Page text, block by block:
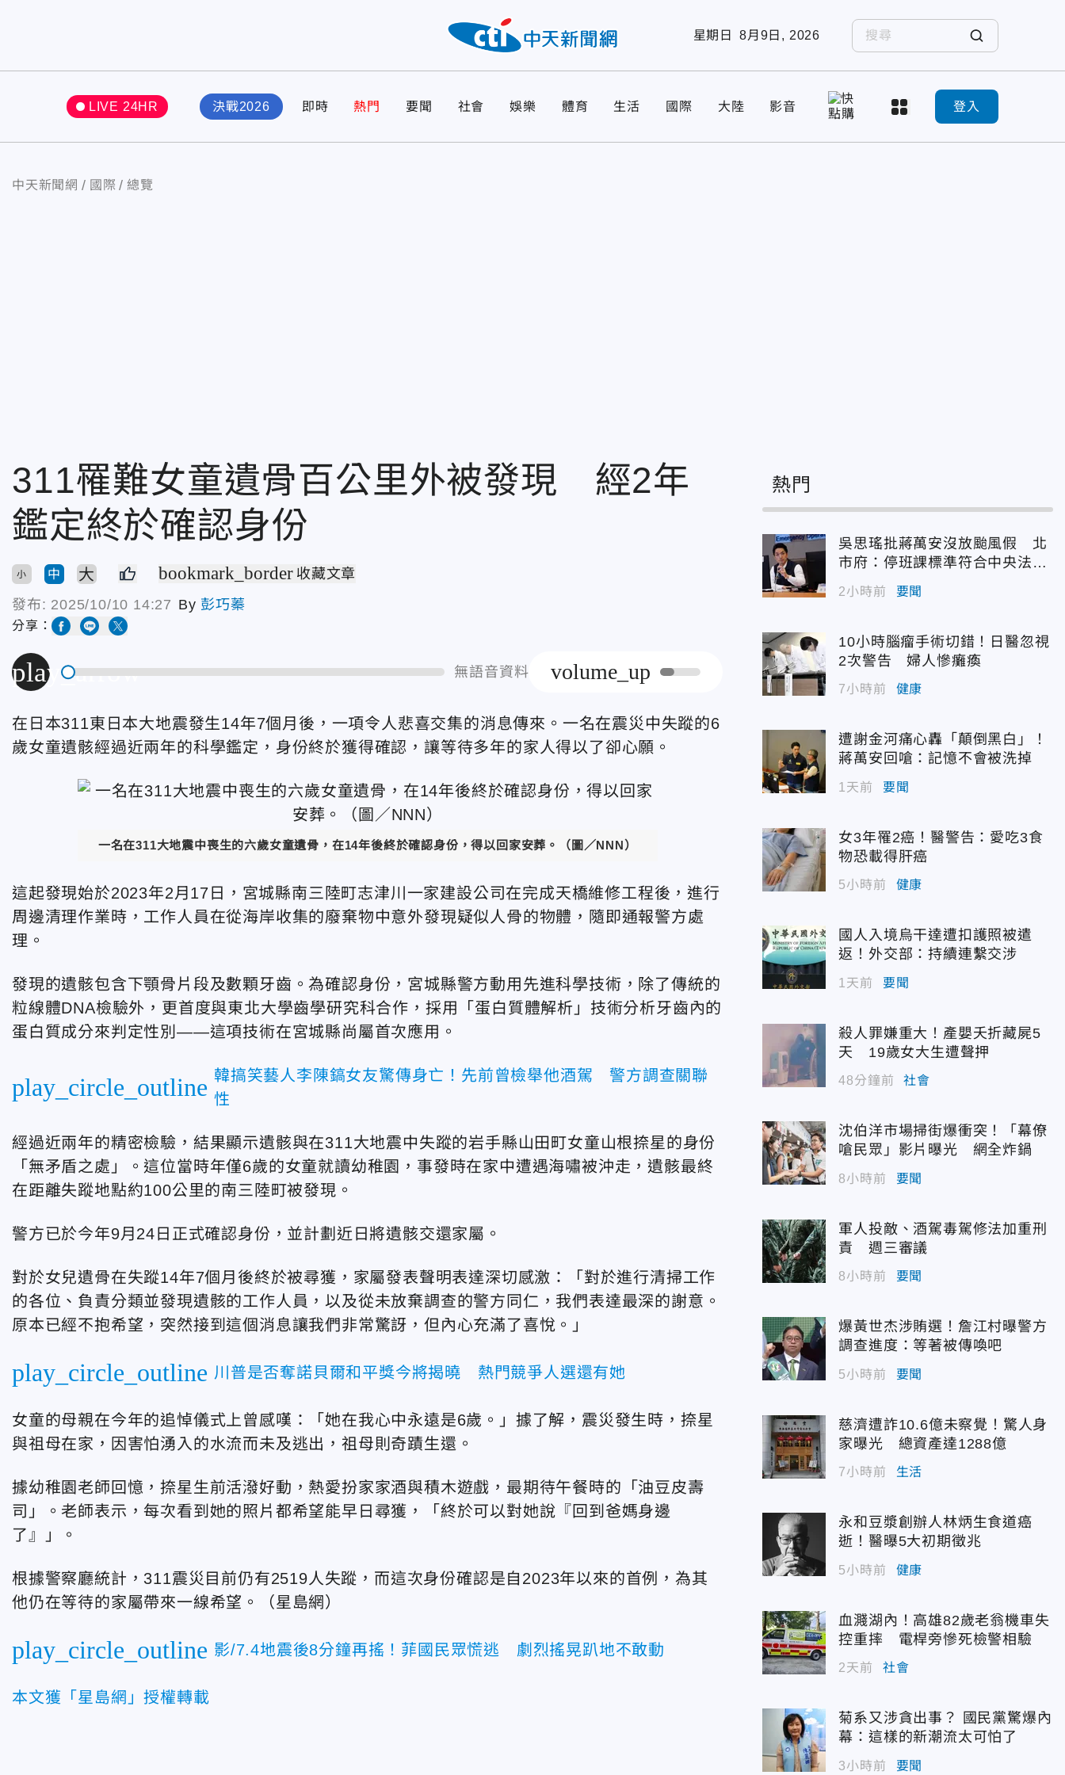
星期日 8月9日, 2026
LIVE 24HR 決戰2026 即時 熱門 要聞 社會 娛樂 體育 生活 國際 大陸 影音 登入
中天新聞網 國際 總覽
311罹難女童遺骨百公里外被發現 經2年
鑑定終於確認身份
小 中 大 bookmark_border 收藏文章
發布: 2025/10/10 14:27 By 彭巧蓁
分享：
play_arrow 無語音資料 volume_up
在日本311東日本大地震發生14年7個月後，一項令人悲喜交集的消息傳來。一名在震災中失蹤的6
歲女童遺骸經過近兩年的科學鑑定，身份終於獲得確認，讓等待多年的家人得以了卻心願。
一名在311大地震中喪生的六歲女童遺骨，在14年後終於確認身份，得以回家安葬。（圖／NNN）
這起發現始於2023年2月17日，宮城縣南三陸町志津川一家建設公司在完成天橋維修工程後，進行
周邊清理作業時，工作人員在從海岸收集的廢棄物中意外發現疑似人骨的物體，隨即通報警方處
理。
發現的遺骸包含下顎骨片段及數顆牙齒。為確認身份，宮城縣警方動用先進科學技術，除了傳統的
粒線體DNA檢驗外，更首度與東北大學齒學研究科合作，採用「蛋白質體解析」技術分析牙齒內的
蛋白質成分來判定性別——這項技術在宮城縣尚屬首次應用。
play_circle_outline 韓搞笑藝人李陳鎬女友驚傳身亡！先前曾檢舉他酒駕 警方調查關聯
性
經過近兩年的精密檢驗，結果顯示遺骸與在311大地震中失蹤的岩手縣山田町女童山根捺星的身份
「無矛盾之處」。這位當時年僅6歲的女童就讀幼稚園，事發時在家中遭遇海嘯被沖走，遺骸最終
在距離失蹤地點約100公里的南三陸町被發現。
警方已於今年9月24日正式確認身份，並計劃近日將遺骸交還家屬。
對於女兒遺骨在失蹤14年7個月後終於被尋獲，家屬發表聲明表達深切感激：「對於進行清掃工作
的各位、負責分類並發現遺骸的工作人員，以及從未放棄調查的警方同仁，我們表達最深的謝意。
原本已經不抱希望，突然接到這個消息讓我們非常驚訝，但內心充滿了喜悅。」
play_circle_outline 川普是否奪諾貝爾和平獎今將揭曉 熱門競爭人選還有她
女童的母親在今年的追悼儀式上曾感嘆：「她在我心中永遠是6歲。」據了解，震災發生時，捺星
與祖母在家，因害怕湧入的水流而未及逃出，祖母則奇蹟生還。
據幼稚園 老師回憶，捺星生前活潑好動，熱愛扮家家酒與積木遊戲，最期待午餐時的「油豆皮壽
司」。老師表示，每次看到她的照片都希望能早日尋獲，「終於可以對她說『回到爸媽身邊
了』」。
根據警察廳統計，311震災目前仍有2519人失蹤，而這次身份確認是自2023年以來的首例，為其
他仍在等待的家屬帶來一線希望。（星島網）
play_circle_outline 影/7.4地震後8分鐘再搖！菲國民眾慌逃 劇烈搖晃趴地不敢動
本文獲「星島網」授權轉載
熱門
吳思瑤批蔣萬安沒放颱風假 北
市府：停班課標準符合中央法
規！
2小時前 要聞
10小時腦瘤手術切錯！日醫忽視
2次警告 婦人慘癱瘓
7小時前 健康
遭謝金河痛心轟「顛倒黑白」！
蔣萬安回嗆：記憶不會被洗掉
1天前 要聞
女3年罹2癌！醫警告：愛吃3食
物恐載得肝癌
5小時前 健康
國人入境烏干達遭扣護照被遣
返！外交部：持續連繫交涉
1天前 要聞
殺人罪嫌重大！產嬰夭折藏屍5
天 19歲女大生遭聲押
48分鐘前 社會
沈伯洋市場掃街爆衝突！「幕僚
嗆民眾」影片曝光 網全炸鍋
8小時前 要聞
軍人投敵、酒駕毒駕修法加重刑
責 週三審議
8小時前 要聞
爆黃世杰涉賄選！詹江村曝警方
調查進度：等著被傳喚吧
5小時前 要聞
慈濟遭詐10.6億未察覺！驚人身
家曝光 總資產達1288億
7小時前 生活
永和豆漿創辦人林炳生食道癌
逝！醫曝5大初期徵兆
5小時前 健康
血濺湖內！高雄82歲老翁機車失
控重摔 電桿旁慘死檢警相驗
2天前 社會
菊系又涉貪出事？ 國民黨驚爆內
幕：這樣的新潮流太可怕了
3小時前 要聞